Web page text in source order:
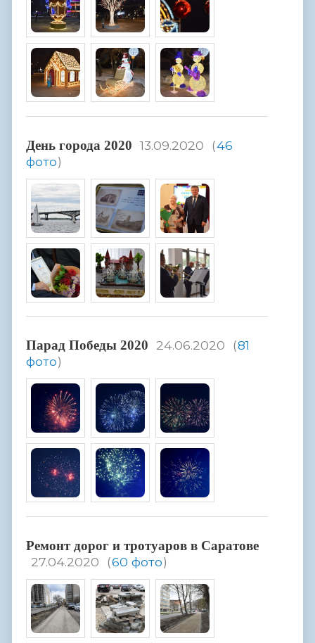
День города 2020 13.09.2020 (46
фото)
Парад Победы 2020 24.06.2020 (81
фото)
Ремонт дорог и тротуаров в Саратове
27.04.2020
(60 фото)